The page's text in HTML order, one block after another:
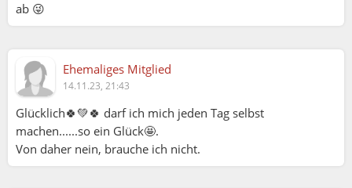
ab 😜
Ehemaliges Mitglied
14.11.23, 21:43
Glücklich🍀💚🍀 darf ich mich jeden Tag selbst
machen......so ein Glück🤩.
Von daher nein, brauche ich nicht.